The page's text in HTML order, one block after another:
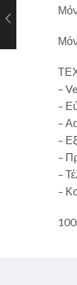
–
–
–
–
–
–
–